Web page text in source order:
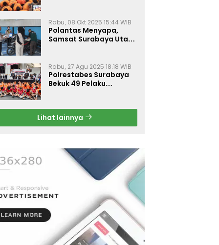
Rabu, 08 Okt 2025 15:44 WIB
Polantas Menyapa,
Samsat Surabaya Utara
Rabu, 27 Agu 2025 18:18 WIB
Polrestabes Surabaya
Bekuk 49 Pelaku
Gratis
Lihat lainnya